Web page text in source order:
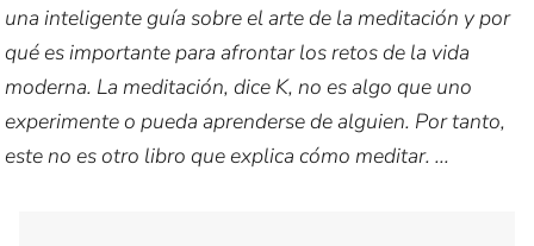
una inteligente guía sobre el arte de la meditación y por
qué es importante para afrontar los retos de la vida
moderna. La meditación, dice K, no es algo que uno
experimente o pueda aprenderse de alguien. Por tanto,
este no es otro libro que explica cómo meditar. ...